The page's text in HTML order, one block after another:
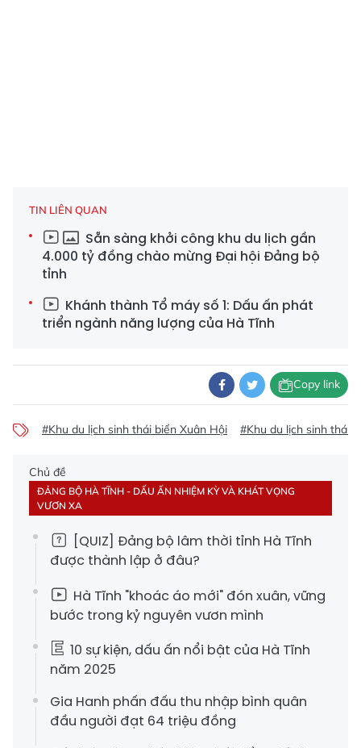
TIN LIÊN QUAN
Sẵn sàng khởi công khu du lịch gần
4.000 tỷ đồng chào mừng Đại hội Đảng bộ
tỉnh
Khánh thành Tổ máy số 1: Dấu ấn phát
triển ngành năng lượng của Hà Tĩnh
Copy link
#Khu du lịch sinh thái biển Xuân Hội #Khu du lịch sinh thái
Chủ đề
ĐẢNG BỘ HÀ TĨNH - DẤU ẤN NHIỆM KỲ VÀ KHÁT VỌNG
VƯƠN XA
[QUIZ] Đảng bộ lâm thời tỉnh Hà Tĩnh
được thành lập ở đâu?
Hà Tĩnh "khoác áo mới" đón xuân, vững
bước trong kỷ nguyên vươn mình
10 sự kiện, dấu ấn nổi bật của Hà Tĩnh
năm 2025
Gia Hanh phấn đấu thu nhập bình quân
đầu người đạt 64 triệu đồng